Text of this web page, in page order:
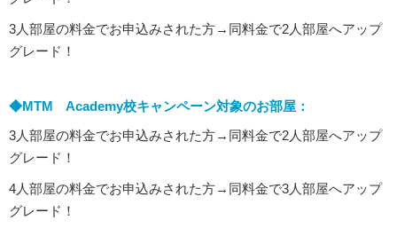
3人部屋の料金でお申込みされた方→同料金で2人部屋へアップ
グレード！
◆MTM Academy校キャンペーン対象のお部屋：
3人部屋の料金でお申込みされた方→同料金で2人部屋へアップ
グレード！
4人部屋の料金でお申込みされた方→同料金で3人部屋へアップ
グレード！